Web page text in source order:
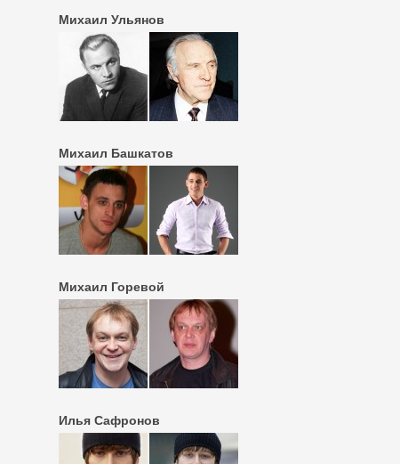
Михаил Ульянов
Михаил Башкатов
Михаил Горевой
Илья Сафронов